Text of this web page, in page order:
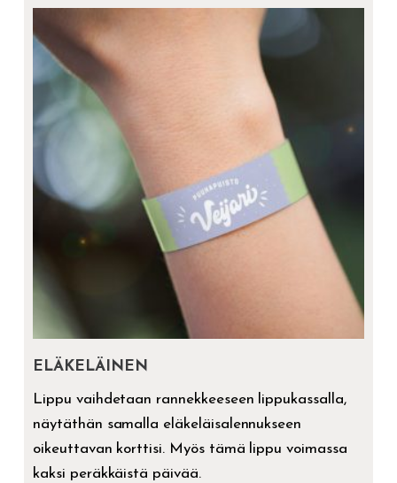
ELÄKELÄINEN
Lippu vaihdetaan rannekkeeseen lippukassalla,
näytäthän samalla eläkeläisalennukseen
oikeuttavan korttisi. Myös tämä lippu voimassa
kaksi peräkkäistä päivää.